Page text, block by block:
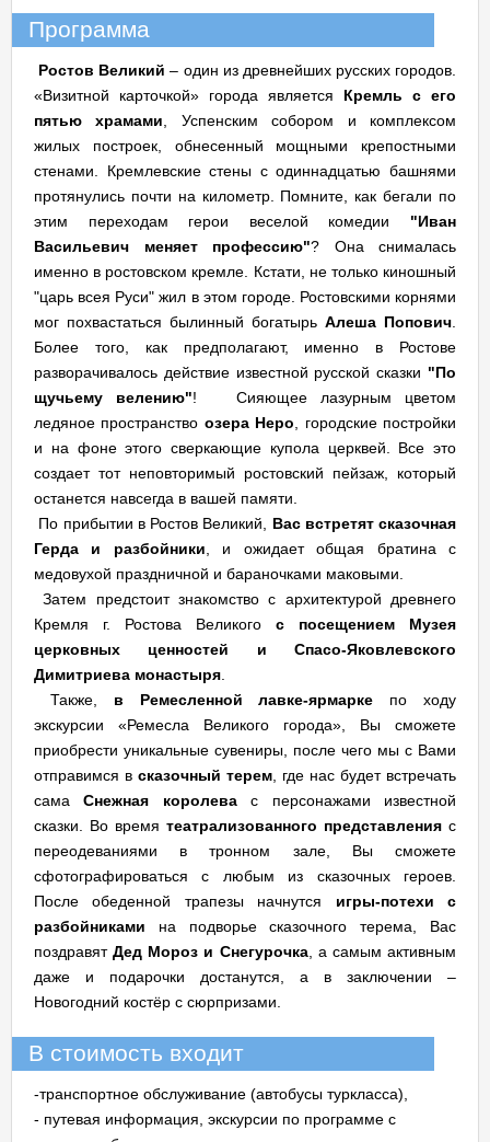
Программа
Ростов Великий – один из древнейших русских городов.
«Визитной карточкой» города является Кремль с его
пятью храмами , Успенским собором и комплексом
жилых построек, обнесенный мощными крепостными
стенами. Кремлевские стены с одиннадцатью башнями
протянулись почти на километр. Помните, как бегали по
этим переходам герои веселой комедии "Иван
Васильевич меняет профессию"? Она снималась
именно в ростовском кремле. Кстати, не только киношный
"царь всея Руси" жил в этом городе. Ростовскими корнями
мог похвастаться былинный богатырь Алеша Попович
Более того, как предполагают, именно в Ростове
разворачивалось действие известной русской сказки "По
щучьему велению"! Сияющее лазурным цветом
ледяное пространство озера Неро , городские постройки
и на фоне этого сверкающие купола церквей. Все это
создает тот неповторимый ростовский пейзаж, который
останется навсегда в вашей памяти.
По прибытии в Ростов Великий, Вас встретят сказочная
Герда и разбойники , и ожидает общая братина с
медовухой праздничной и бараночками маковыми.
Затем предстоит знакомство с архитектурой древнего
Кремля г. Ростова Великого с посещением Музея
церковных ценностей и Спасо-Яковлевского
Димитриева монастыря
Также, в Ремесленной лавке-ярмарке по ходу
экскурсии «Ремесла Великого города», Вы сможете
приобрести уникальные сувениры, после чего мы с Вами
отправимся в сказочный терем , где нас будет встречать
самаСнежная королевас персонажами известной
сказки. Во время театрализованного представления с
переодеваниями в тронном зале, Вы сможете
сфотографироваться с любым из сказочных героев.
После обеденной трапезы начнутся игры-потехи с
разбойниками на подворье сказочного терема, Вас
поздравятДед Мороз и Снегурочка, а самым активным
даже и подарочки достанутся, а в заключении –
Новогодний костёр с сюрпризами.
В стоимость входит
-транспортное обслуживание (автобусы туркласса),
- путевая информация, экскурсии по программе с